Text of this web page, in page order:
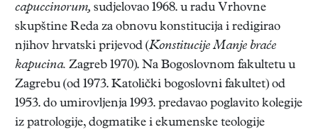
capuccinorum, sudjelovao 1968. u radu Vrhovne
skupštine Reda za obnovu konstitucija i redigirao
njihov hrvatski prijevod (Konstitucije Manje braće
kapucina. Zagreb 1970). Na Bogoslovnom fakultetu u
Zagrebu (od 1973. Katolički bogoslovni fakultet) od
1953. do umirovljenja 1993. predavao poglavito kolegije
iz patrologije, dogmatike i ekumenske teologije